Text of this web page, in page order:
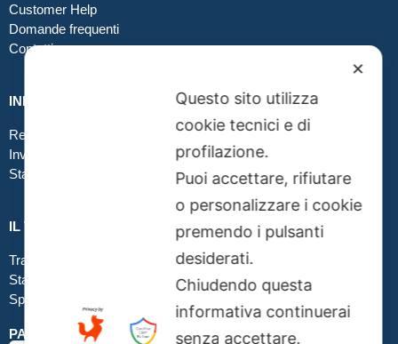
Customer Help
Domande frequenti
Contatti
INFO GRAFICA
Realizzare file corretti
Inviare file grafici
Stampa in tessuto
IL TUO ORDINE
Traccia la tua spedizione
Stato del tuo ordine
Spedizioni
PAGAMENTI SICURI SSL
✕
Questo sito utilizza
cookie tecnici e di
profilazione.
Puoi accettare, rifiutare
o personalizzare i cookie
premendo i pulsanti
desiderati.
Chiudendo questa
informativa continuerai
senza accettare.